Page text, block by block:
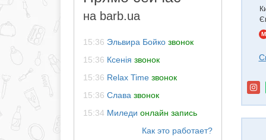
на barb.ua
15:36 Эльвира Бойко звонок
15:36 Ксенія звонок
15:36 Relax Time звонок
15:36 Слава звонок
15:34 Миледи онлайн запись
M